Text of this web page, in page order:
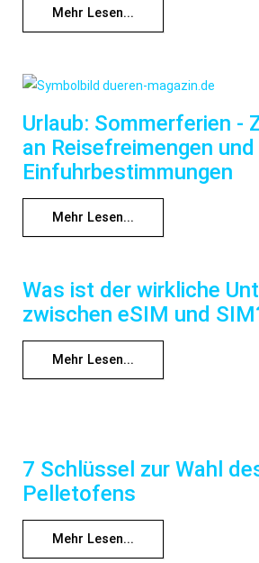
Mehr Lesen...
Urlaub: Sommerferien -
an Reisefreimengen und
Einfuhrbestimmungen
Mehr Lesen...
Was ist der wirkliche
zwischen eSIM und
Mehr Lesen...
7 Schlüssel zur Wahl
Pelletofens
Mehr Lesen...